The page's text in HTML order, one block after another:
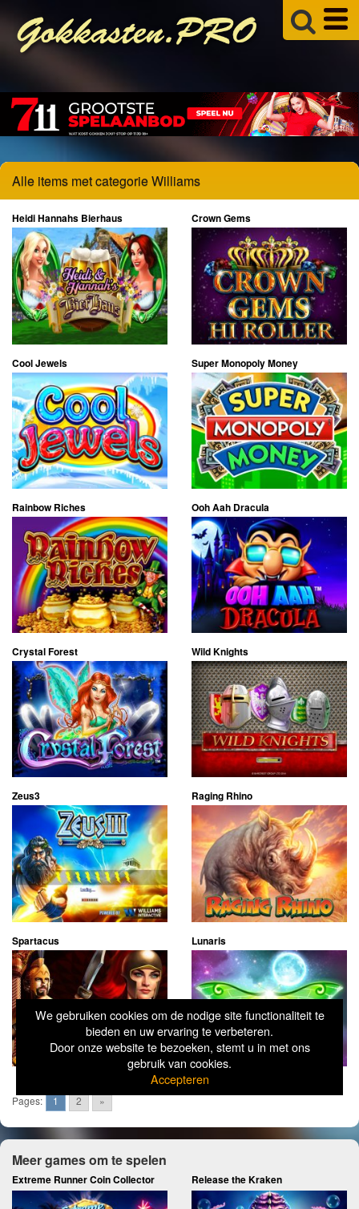
We gebruiken cookies om de nodige site functionaliteit te
bieden en uw ervaring te verbeteren.
Door onze website te bezoeken, stemt u in met ons
gebruik van cookies.
Accepteren
Alle items met categorie Williams
Heidi Hannahs Bierhaus Crown Gems
Cool Jewels Super Monopoly Money
Rainbow Riches Ooh Aah Dracula
Crystal Forest Wild Knights
Zeus3 Raging Rhino
Spartacus Lunaris
Pages: 1 2 »
Meer games om te spelen
Extreme Runner Coin Collector Release the Kraken